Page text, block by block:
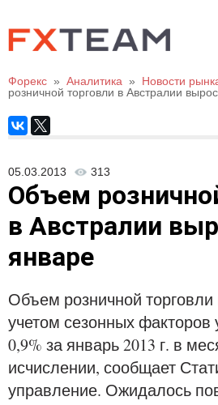
Форекс » Аналитика » Новости
розничной торговли в Австралии
05.03.2013 313
Объем
в Австралии
январе
Объем розничной
учетом сезонных факторов
0,9% за январь 2013 г. в
исчислении, сообщает
управление. Ожидалось